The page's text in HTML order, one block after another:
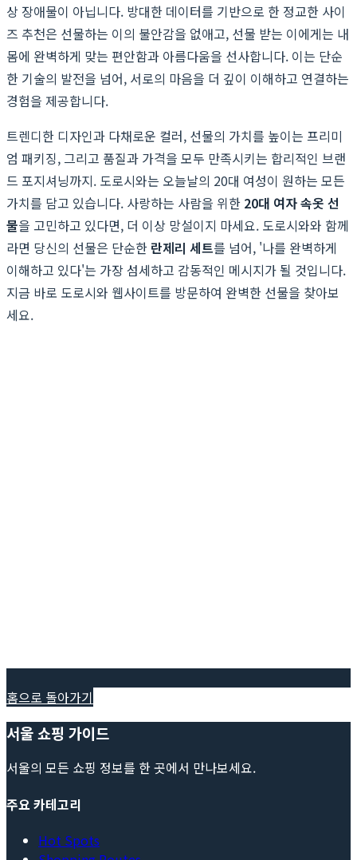
상 장애물이 아닙니다. 방대한 데이터를 기반으로 한 정교한 사이
즈 추천은 선물하는 이의 불안감을 없애고, 선물 받는 이에게는 내
몸에 완벽하게 맞는 편안함과 아름다움을 선사합니다. 이는 단순
한 기술의 발전을 넘어, 서로의 마음을 더 깊이 이해하고 연결하는
경험을 제공합니다.
트렌디한 디자인과 다채로운 컬러, 선물의 가치를 높이는 프리미
엄 패키징, 그리고 품질과 가격을 모두 만족시키는 합리적인 브랜
드 포지셔닝까지. 도로시와는 오늘날의 20대 여성이 원하는 모든
가치를 담고 있습니다. 사랑하는 사람을 위한 20대 여자 속옷 선
물을 고민하고 있다면, 더 이상 망설이지 마세요. 도로시와와 함께
라면 당신의 선물은 단순한 란제리 세트를 넘어, '나를 완벽하게
이해하고 있다'는 가장 섬세하고 감동적인 메시지가 될 것입니다.
지금 바로 도로시와 웹사이트를 방문하여 완벽한 선물을 찾아보
세요.
홈으로 돌아가기
서울 쇼핑 가이드
서울의 모든 쇼핑 정보를 한 곳에서 만나보세요.
주요 카테고리
Hot Spots